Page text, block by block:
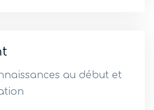
au début et